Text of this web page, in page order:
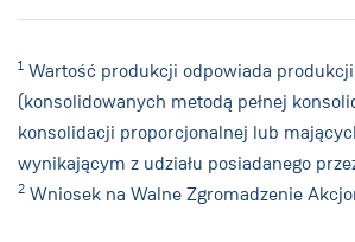
1 Wartość produkcji odpowiada
(konsolidowanych metodą pełnej
konsolidacji proporcjonalnej lub
wynikającym z udziału posiadanego
2 Wniosek na Walne Zgromadzenie